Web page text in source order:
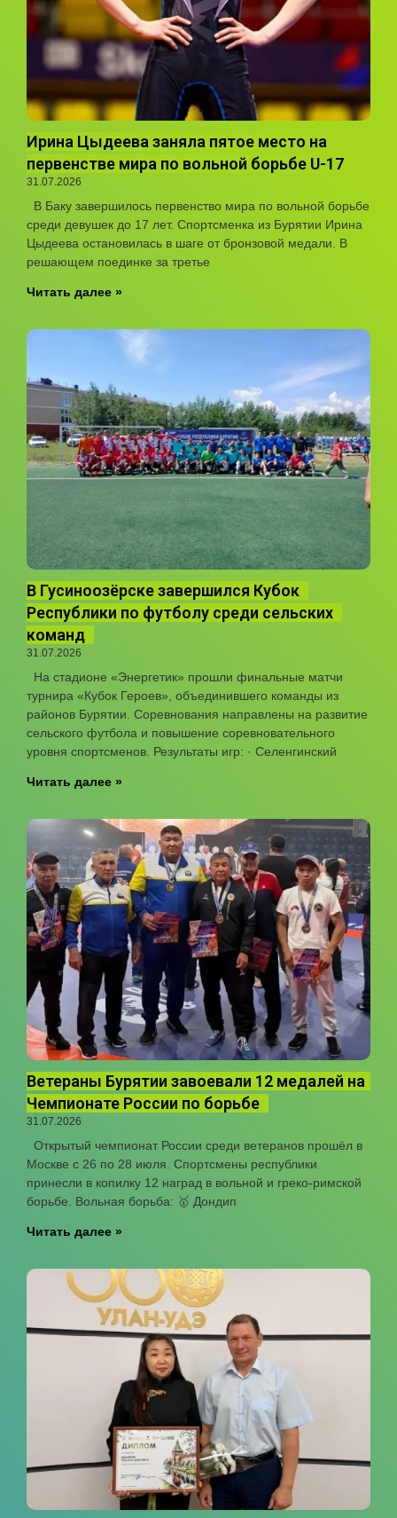
Ирина Цыдеева заняла пятое место на
первенстве мира по вольной борьбе U-17
31.07.2026
В Баку завершилось первенство мира по вольной борьбе
среди девушек до 17 лет. Спортсменка из Бурятии Ирина
Цыдеева остановилась в шаге от бронзовой медали. В
решающем поединке за третье
Читать далее »
В Гусиноозёрске завершился Кубок
Республики по футболу среди сельских
команд
31.07.2026
На стадионе «Энергетик» прошли финальные матчи
турнира «Кубок Героев», объединившего команды из
районов Бурятии. Соревнования направлены на развитие
сельского футбола и повышение соревновательного
уровня спортсменов. Результаты игр: · Селенгинский
Читать далее »
Ветераны Бурятии завоевали 12 медалей на
Чемпионате России по борьбе
31.07.2026
Открытый чемпионат России среди ветеранов прошёл в
Москве с 26 по 28 июля. Спортсмены республики
принесли в копилку 12 наград в вольной и греко-римской
борьбе. Вольная борьба: 🥇 Дондип
Читать далее »